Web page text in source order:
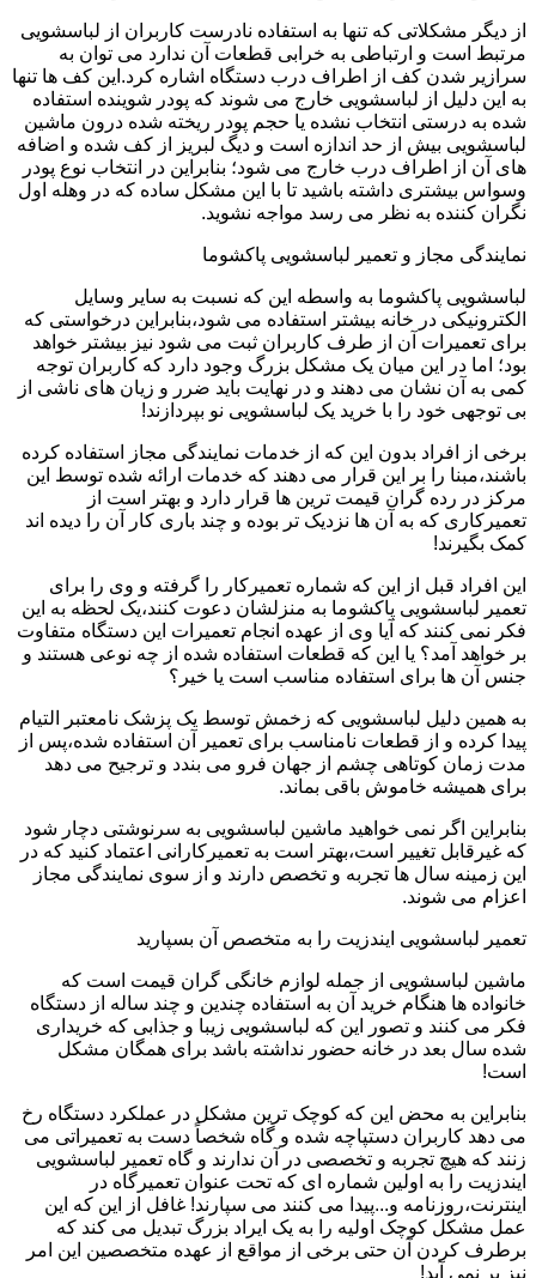
از دیگر مشکلاتی که تنها به استفاده نادرست کاربران از لباسشویی
مرتبط است و ارتباطی به خرابی قطعات آن ندارد می توان به
سرازیر شدن کف از اطراف درب دستگاه اشاره کرد.این کف ها تنها
به این دلیل از لباسشویی خارج می شوند که پودر شوینده استفاده
شده به درستی انتخاب نشده یا حجم پودر ریخته شده درون ماشین
لباسشویی بیش از حد اندازه است و دیگ لبریز از کف شده و اضافه
های آن از اطراف درب خارج می شود؛ بنابراین در انتخاب نوع پودر
وسواس بیشتری داشته باشید تا با این مشکل ساده که در وهله اول
نگران کننده به نظر می رسد مواجه نشوید.
نمایندگی مجاز و تعمیر لباسشویی پاکشوما
لباسشویی پاکشوما به واسطه این که نسبت به سایر وسایل
الکترونیکی در خانه بیشتر استفاده می شود،بنابراین درخواستی که
برای تعمیرات آن از طرف کاربران ثبت می شود نیز بیشتر خواهد
بود؛ اما در این میان یک مشکل بزرگ وجود دارد که کاربران توجه
کمی به آن نشان می دهند و در نهایت باید ضرر و زیان های ناشی از
بی توجهی خود را با خرید یک لباسشویی نو بپردازند!
برخی از افراد بدون این که از خدمات نمایندگی مجاز استفاده کرده
باشند،مبنا را بر این قرار می دهند که خدمات ارائه شده توسط این
مرکز در رده گران قیمت ترین ها قرار دارد و بهتر است از
تعمیرکاری که به آن ها نزدیک تر بوده و چند باری کار آن را دیده اند
کمک بگیرند!
این افراد قبل از این که شماره تعمیرکار را گرفته و وی را برای
تعمیر لباسشویی پاکشوما به منزلشان دعوت کنند،یک لحظه به این
فکر نمی کنند که آیا وی از عهده انجام تعمیرات این دستگاه متفاوت
بر خواهد آمد؟ یا این که قطعات استفاده شده از چه نوعی هستند و
جنس آن ها برای استفاده مناسب است یا خیر؟
به همین دلیل لباسشویی که زخمش توسط یک پزشک نامعتبر التیام
پیدا کرده و از قطعات نامناسب برای تعمیر آن استفاده شده،پس از
مدت زمان کوتاهی چشم از جهان فرو می بندد و ترجیح می دهد
برای همیشه خاموش باقی بماند.
بنابراین اگر نمی خواهید ماشین لباسشویی به سرنوشتی دچار شود
که غیرقابل تغییر است،بهتر است به تعمیرکارانی اعتماد کنید که در
این زمینه سال ها تجربه و تخصص دارند و از سوی نمایندگی مجاز
اعزام می شوند.
تعمیر لباسشویی ایندزیت را به متخصص آن بسپارید
ماشین لباسشویی از جمله لوازم خانگی گران قیمت است که
خانواده ها هنگام خرید آن به استفاده چندین و چند ساله از دستگاه
فکر می کنند و تصور این که لباسشویی زیبا و جذابی که خریداری
شده سال بعد در خانه حضور نداشته باشد برای همگان مشکل
است!
بنابراین به محض این که کوچک ترین مشکل در عملکرد دستگاه رخ
می دهد کاربران دستپاچه شده و گاه شخصاً دست به تعمیراتی می
زنند که هیچ تجربه و تخصصی در آن ندارند و گاه تعمیر لباسشویی
ایندزیت را به اولین شماره ای که تحت عنوان تعمیرگاه در
اینترنت،روزنامه و...پیدا می کنند می سپارند! غافل از این که این
عمل مشکل کوچک اولیه را به یک ایراد بزرگ تبدیل می کند که
برطرف کردن آن حتی برخی از مواقع از عهده متخصصین این امر
نیز بر نمی آید!